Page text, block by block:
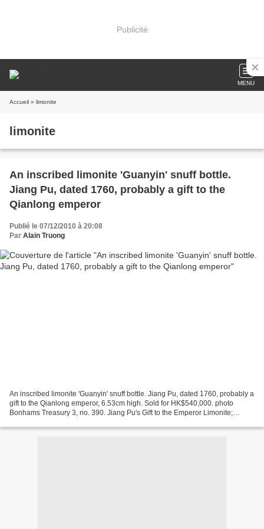
Publicité
MENU
Accueil » limonite
limonite
An inscribed limonite 'Guanyin' snuff bottle.
Jiang Pu, dated 1760, probably a gift to the
Qianlong emperor
Publié le 07/12/2010 à 20:08
Par Alain Truong
An inscribed limonite 'Guanyin' snuff bottle. Jiang Pu, dated 1760, probably a
gift to the Qianlong emperor, 6.53cm high. Sold for HK$540,000. photo
Bonhams Treasury 3, no. 390. Jiang Pu's Gift to the Emperor Limonite;